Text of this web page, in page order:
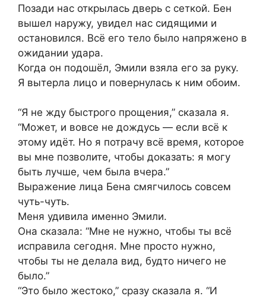
Позади нас открылась дверь с сеткой. Бен
вышел наружу, увидел нас сидящими и
остановился. Всё его тело было напряжено в
ожидании удара.
Когда он подошёл, Эмили взяла его за руку.
Я вытерла лицо и повернулась к ним обоим.
“Я не жду быстрого прощения,” сказала я.
“Может, и вовсе не дождусь — если всё к
этому идёт. Но я потрачу всё время, которое
вы мне позволите, чтобы доказать: я могу
быть лучше, чем была вчера.”
Выражение лица Бена смягчилось совсем
чуть-чуть.
Меня удивила именно Эмили.
Она сказала: “Мне не нужно, чтобы ты всё
исправила сегодня. Мне просто нужно,
чтобы ты не делала вид, будто ничего не
было.”
“Это было жестоко,” сразу сказала я. “И